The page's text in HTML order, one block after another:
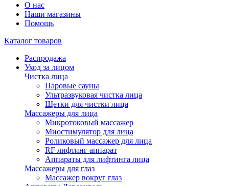
О нас
Наши магазины
Помощь
Каталог товаров
Распродажа
Уход за лицом
Чистка лица
Паровые сауны
Ультразвуковая чистка лица
Щетки для чистки лица
Массажеры для лица
Микротоковый массажер
Миостимулятор для лица
Роликовый массажер для лица
RF лифтинг аппарат
Аппараты для лифтинга лица
Массажеры для глаз
Массажер вокруг глаз